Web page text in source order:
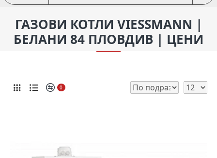
ГАЗОВИ КОТЛИ VIESSMANN |
БЕЛАНИ 84 ПЛОВДИВ | ЦЕНИ
0